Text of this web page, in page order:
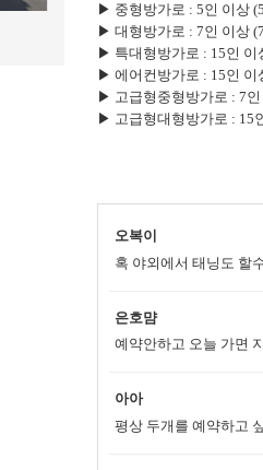
▶ 중형방가로 : 5인 이상
▶ 대형방가로 : 7인 이상
▶ 특대형방가로 : 15인 이
▶ 에어컨방가로 : 15인 이
▶ 고급형중형방가로 : 7
▶ 고급형대형방가로 : 15
오복이
혹 야외에서 태닝도 할
은호먐
예약안하고 오늘 가면
아아
평상 두개를 예약하고